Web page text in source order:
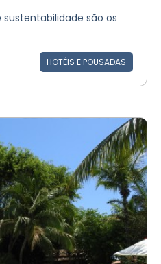
são os
HOTÉIS E POUSADAS